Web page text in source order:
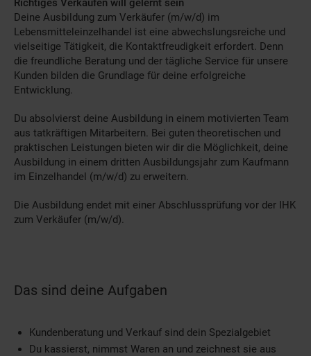
Richtiges Verkaufen will gelernt sein
Deine Ausbildung zum Verkäufer (m/w/d) im
Lebensmitteleinzelhandel ist eine abwechslungsreiche und
vielseitige Tätigkeit, die Kontaktfreudigkeit erfordert. Denn
die freundliche Beratung und der tägliche Service für unsere
Kunden bilden die Grundlage für deine erfolgreiche
Entwicklung.
Du absolvierst deine Ausbildung in einem motivierten Team
aus tatkräftigen Mitarbeitern. Bei guten theoretischen und
praktischen Leistungen bieten wir dir die Möglichkeit, deine
Ausbildung in einem dritten Ausbildungsjahr zum Kaufmann
im Einzelhandel (m/w/d) zu erweitern.
Die Ausbildung endet mit einer Abschlussprüfung vor der IHK
zum Verkäufer (m/w/d).
Das sind deine Aufgaben
Kundenberatung und Verkauf sind dein Spezialgebiet
Du kassierst, nimmst Waren an und zeichnest sie aus